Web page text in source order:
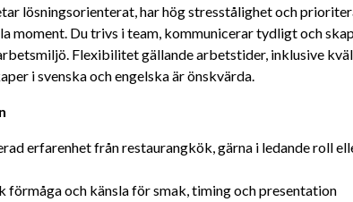
lösningsorienterat, har hög stresstålighet och
moment. Du trivs i team, kommunicerar tydligt och
Flexibilitet gällande arbetstider, inklusive
i svenska och engelska är önskvärda.
erfarenhet från restaurangkök, gärna i ledande roll
förmåga och känsla för smak, timing och presentation